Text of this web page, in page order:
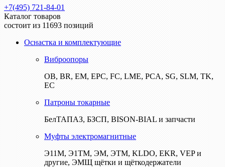
+7(495) 721-84-01
Каталог товаров
состоит из 11693 позиций
Оснастка и комплектующие
Виброопоры
ОВ, BR, EM, EPC, FC, LME, PCA, SG, SLM, TK,
EC
Патроны токарные
БелТАПАЗ, БЗСП, BISON-BIAL и запчасти
Муфты электромагнитные
Э11М, Э1ТМ, ЭМ, ЭТМ, KLDO, EKR, VEP и
другие, ЭМЩ щётки и щёткодержатели